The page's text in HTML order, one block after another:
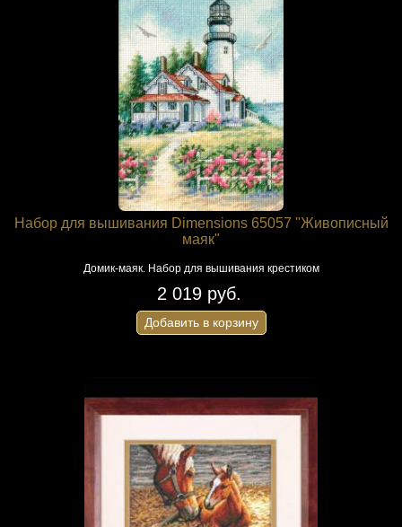
Набор для вышивания Dimensions 65057 "Живописный
маяк"
Домик-маяк. Набор для вышивания крестиком
2 019 руб.
Добавить в корзину